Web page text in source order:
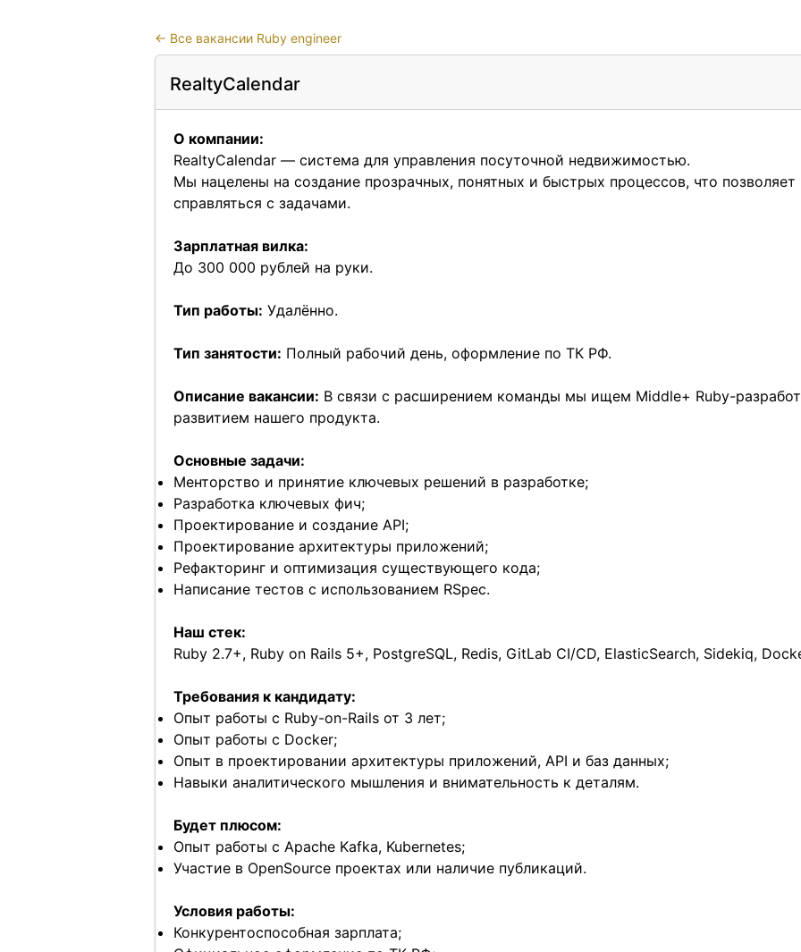
← Все вакансии Ruby engineer
RealtyCalendar
О компании:
RealtyCalendar — система для управления посуточной недвижимостью.
Мы нацелены на создание прозрачных, понятных и быстрых процессов, что
справляться с задачами.
Зарплатная вилка:
До 300 000 рублей на руки.
Тип работы: Удалённо.
Тип занятости: Полный рабочий день, оформление по ТК РФ.
Описание вакансии: В связи с расширением команды мы ищем Middle+ Ruby-
развитием нашего продукта.
Основные задачи:
Менторство и принятие ключевых решений в разработке;
Разработка ключевых фич;
Проектирование и создание API;
Проектирование архитектуры приложений;
Рефакторинг и оптимизация существующего кода;
Написание тестов с использованием RSpec.
Наш стек:
Ruby 2.7+, Ruby on Rails 5+, PostgreSQL, Redis, GitLab CI/CD, ElasticSearch, Sidekiq,
Требования к кандидату:
Опыт работы с Ruby-on-Rails от 3 лет;
Опыт работы с Docker;
Опыт в проектировании архитектуры приложений, API и баз данных;
Навыки аналитического мышления и внимательность к деталям.
Будет плюсом:
Опыт работы с Apache Kafka, Kubernetes;
Участие в OpenSource проектах или наличие публикаций.
Условия работы:
Конкурентоспособная зарплата;